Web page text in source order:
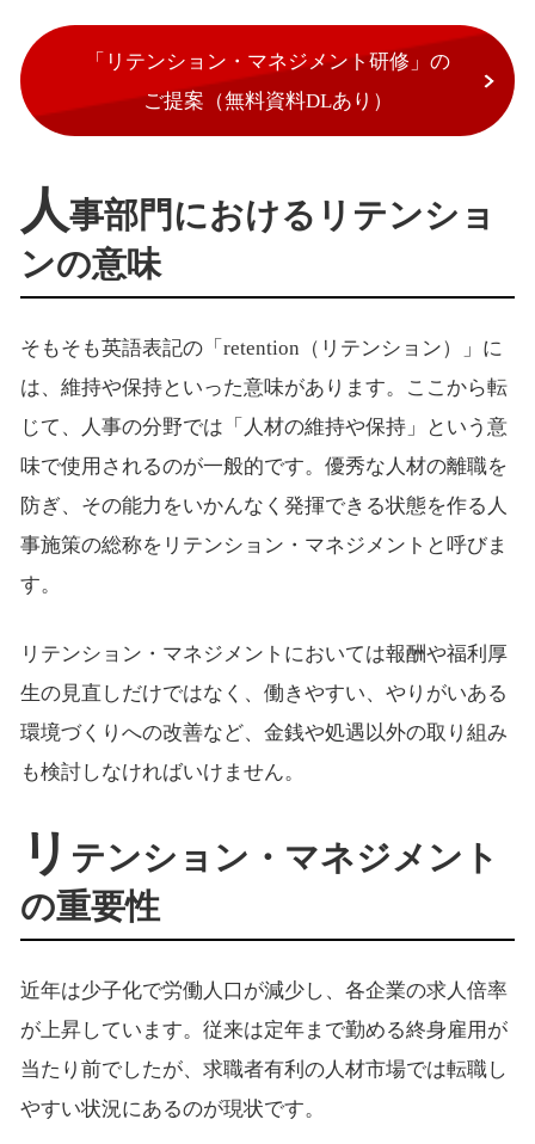
「リテンション・マネジメント研修」の
ご提案（無料資料DLあり）
人事部門におけるリテンショ
ンの意味
そもそも英語表記の「retention（リテンション）」に
は、維持や保持といった意味があります。ここから転
じて、人事の分野では「人材の維持や保持」という意
味で使用されるのが一般的です。優秀な人材の離職を
防ぎ、その能力をいかんなく発揮できる状態を作る人
事施策の総称をリテンション・マネジメントと呼びま
す。
リテンション・マネジメントにおいては報酬や福利厚
生の見直しだけではなく、働きやすい、やりがいある
環境づくりへの改善など、金銭や処遇以外の取り組み
も検討しなければいけません。
リ テンション・マネジメント
の重要性
近年は少子化で労働人口が減少し、各企業の求人倍率
が上昇しています。従来は定年まで勤める終身雇用が
当たり前でしたが、求職者有利の人材市場では転職し
やすい状況にあるのが現状です。